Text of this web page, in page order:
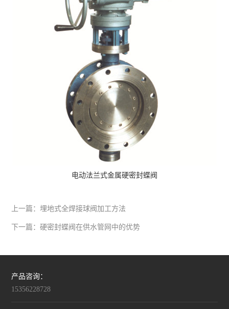
电动法兰式金属硬密封蝶阀
上一篇：埋地式全焊接球阀加工方法
下一篇：硬密封蝶阀在供水管网中的优势
产品咨询：
15356228728